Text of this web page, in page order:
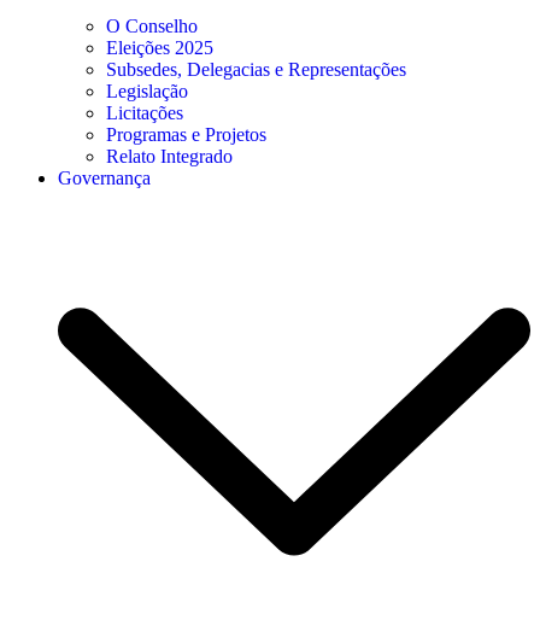
O Conselho
Eleições 2025
Subsedes, Delegacias e Representações
Legislação
Licitações
Programas e Projetos
Relato Integrado
Governança